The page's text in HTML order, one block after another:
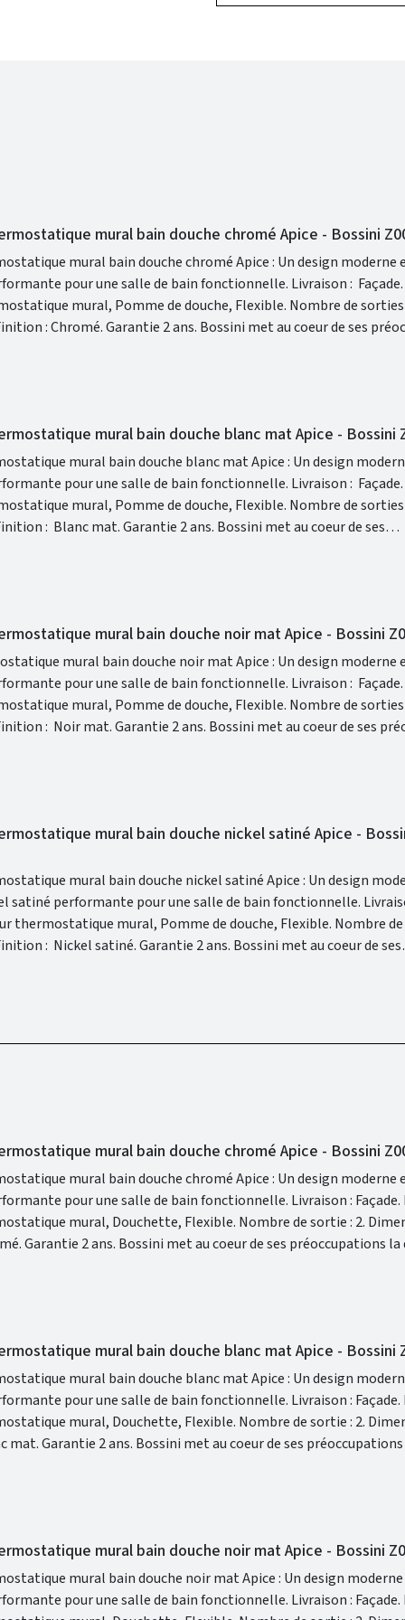
mural bain douche chromé Apice - Bossini
mural bain douche chromé Apice : Un design moderne
une salle de bain fonctionnelle. Livraison : Façade. Inclus :
Pomme de douche, Flexible. Nombre de sorties : 2.
recherche technologique constante, Bossini vous permet
en harmonie dans votre intérieur. La gamme Apice est
mural bain douche blanc mat Apice - Bossini
mural bain douche blanc mat Apice : Un design
une salle de bain fonctionnelle. Livraison : Façade. Inclus :
Pomme de douche, Flexible. Nombre de sorties : 2.
Grâce à sa recherche technologique constante, Bossini
tout en étant en harmonie dans votre intérieur. La gamme
mural bain douche noir mat Apice - Bossini
mural bain douche noir mat Apice : Un design moderne
une salle de bain fonctionnelle. Livraison : Façade. Inclus :
Pomme de douche, Flexible. Nombre de sorties : 2.
recherche technologique constante, Bossini vous permet
en harmonie dans votre intérieur. La gamme Apice est
mural bain douche nickel satiné Apice -
mural bain douche nickel satiné Apice : Un design
performante pour une salle de bain fonctionnelle. Livraison : Façade.
mural, Pomme de douche, Flexible. Nombre de sorties : 2.
Grâce à sa recherche technologique constante, Bossini
tout en étant en harmonie dans votre intérieur. La gamme
mural bain douche chromé Apice - Bossini
mural bain douche chromé Apice : Un design moderne
une salle de bain fonctionnelle. Livraison : Façade. Inclus :
Flexible. Nombre de sortie : 2. Dimensions :
constante, Bossini vous permet d'avoir de la
dans votre intérieur. La gamme Apice est conçu pour avoir
mural bain douche blanc mat Apice - Bossini
mural bain douche blanc mat Apice : Un design
une salle de bain fonctionnelle. Livraison : Façade. Inclus :
Flexible. Nombre de sortie : 2. Dimensions :
technologique constante, Bossini vous permet d'avoir de la
dans votre intérieur. La gamme Apice est conçu pour avoir
mural bain douche noir mat Apice - Bossini
mural bain douche noir mat Apice : Un design
une salle de bain fonctionnelle. Livraison : Façade. Inclus :